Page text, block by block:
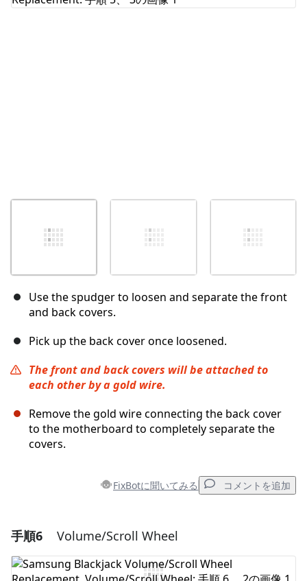
Use the spudger to loosen and separate the front
and back covers.
Pick up the back cover once loosened.
The front and back covers will be attached to
each other by a gold wire.
Remove the gold wire connecting the back cover
to the motherboard to completely separate the
covers.
FixBotに聞いてみる コメントを追加
コメントを追加
コメントを追加
手順6 Volume/Scroll Wheel